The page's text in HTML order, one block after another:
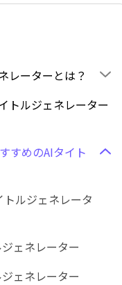
レーターとは？
トルジェネレーター
すめのAIタイト
ルジェネレータ
ェネレーター
ェネレーター